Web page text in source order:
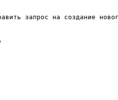
запрос на создание